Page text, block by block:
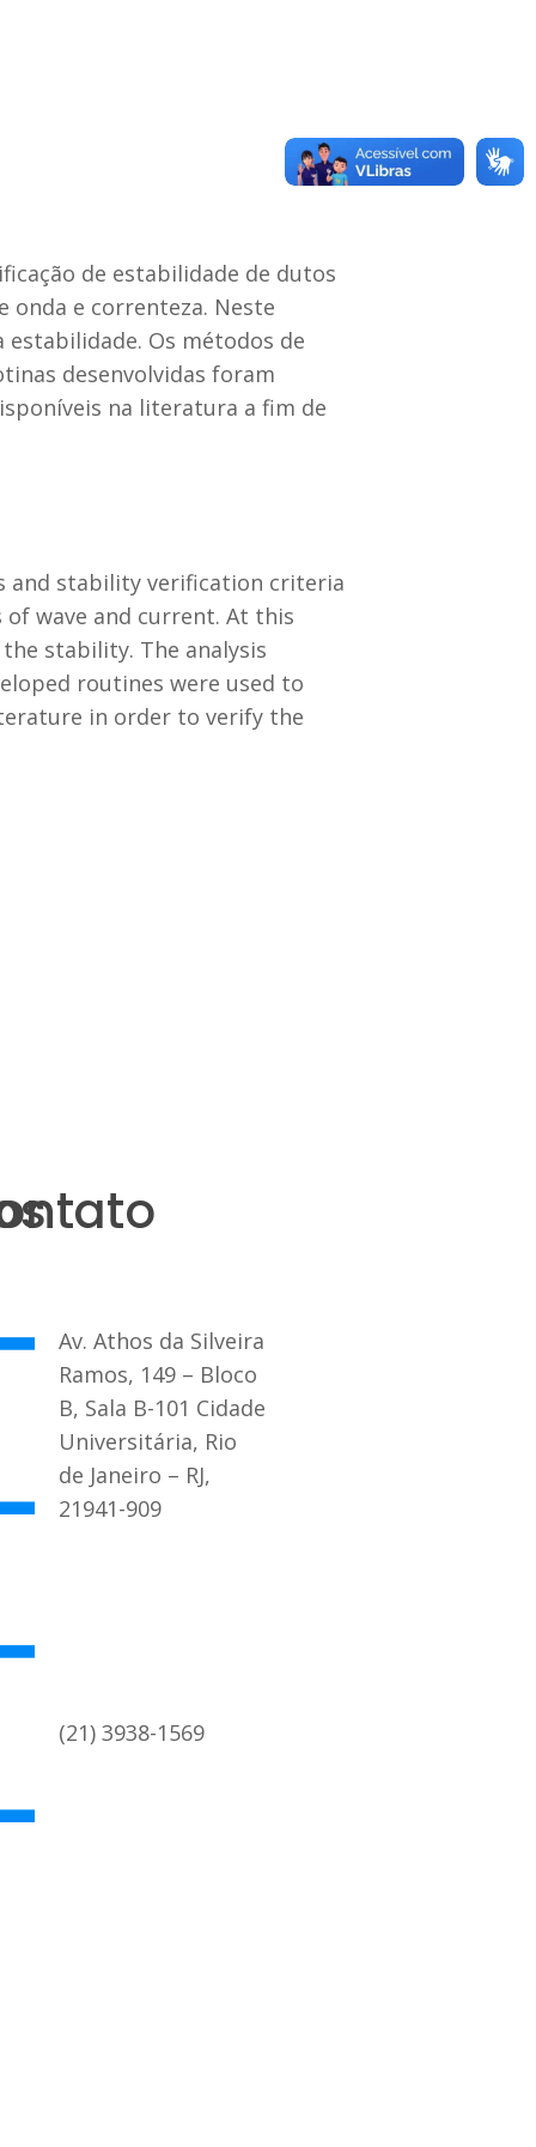
de estabilidade de dutos
onda e correnteza. Neste
Os métodos de
desenvolvidas foram
na literatura a fim de
and stability verification criteria
wave and current. At this
stability. The analysis
routines were used to
in order to verify the
Av. Athos da Silveira
Ramos, 149 – Bloco
B, Sala B-101 Cidade
Universitária, Rio
de Janeiro – RJ,
21941-909
(21) 3938-1569